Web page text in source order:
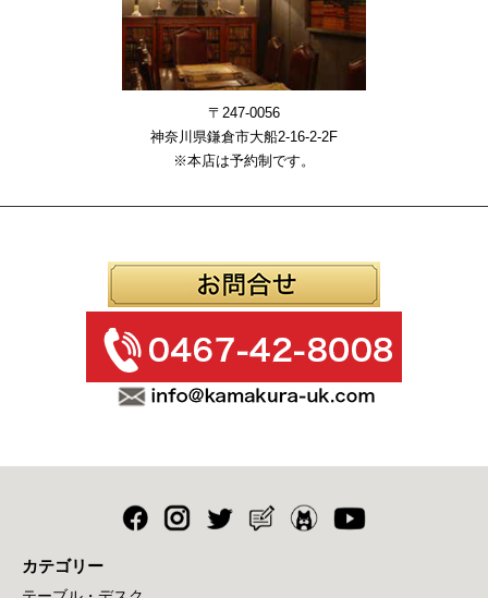
〒247-0056
神奈川県鎌倉市大船2-16-2-2F
※本店は予約制です。
カテゴリー